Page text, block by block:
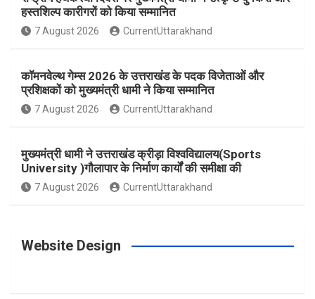
e
b
o
k
t
a
g
a
t
e
r
s
t
e
u
हस्तशिल्प कारीगरों को किया सम्मानित
7 August 2026 CurrentUttarakhand
कॉमनवेल्थ गेम्स 2026 के उत्तराखंड के पदक विजेताओं और
प्रशिक्षकों को मुख्यमंत्री धामी ने किया सम्मानित
7 August 2026 CurrentUttarakhand
मुख्यमंत्री धामी ने उत्तराखंड क्रीड़ा विश्वविद्यालय(Sports
University )गौलापार के निर्माण कार्यों की समीक्षा की
7 August 2026 CurrentUttarakhand
Website Design